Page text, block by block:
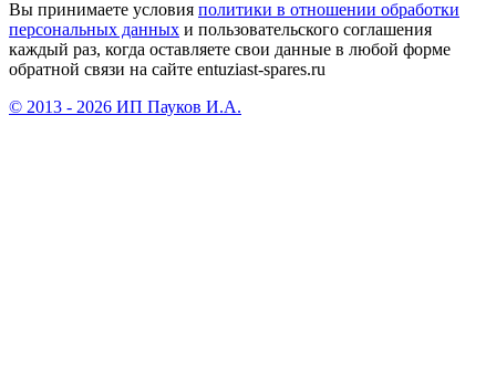
Вы принимаете условия политики в отношении обработки
персональных данных и пользовательского соглашения
каждый раз, когда оставляете свои данные в любой форме
обратной связи на сайте entuziast-spares.ru
© 2013 - 2026 ИП Пауков И.А.